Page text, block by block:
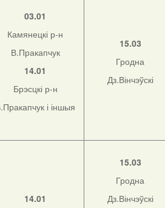
03.01
Камянецкі р-н
В.Пракапчук
14.01
Брэсцкі р-н
і іншыя
15.03
Гродна
Дз.Вінчэўскі
14.01
15.03
Гродна
Дз.Вінчэўскі